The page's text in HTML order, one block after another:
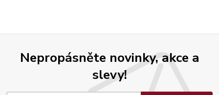
Nepropásněte novinky, akce a
slevy!